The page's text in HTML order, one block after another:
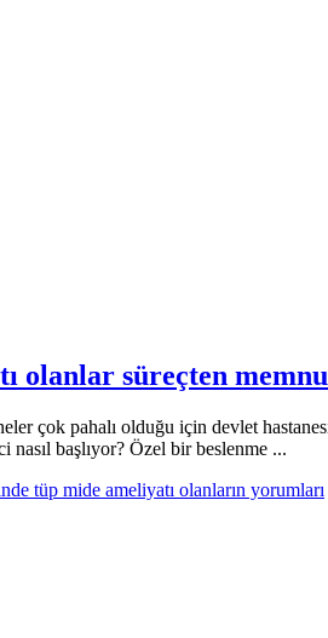
olanlar süreçten
çok pahalı olduğu için devlet
başlıyor? Özel bir beslenme ...
tüp mide ameliyatı olanların yorumları